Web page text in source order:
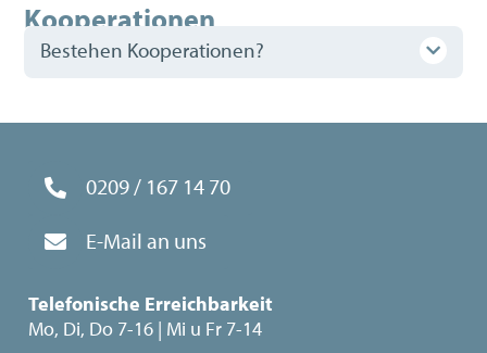
Kooperationen
Bestehen Kooperationen?
0209 / 167 14 70
E-Mail an uns
Telefonische Erreichbarkeit
Mo, Di, Do 7-16 | Mi u Fr 7-14